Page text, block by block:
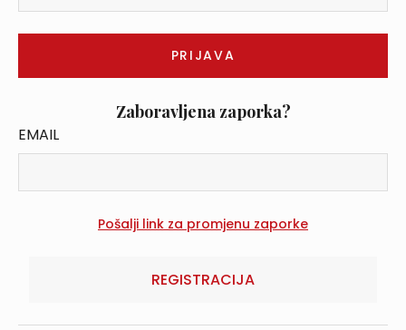
Zaboravljena zaporka?
EMAIL
REGISTRACIJA